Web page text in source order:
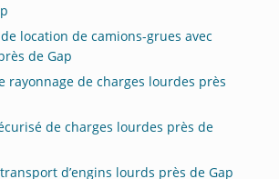
location de camions-grues avec
de Gap
rayonnage de charges lourdes près
de charges lourdes près de
d’engins lourds près de Gap